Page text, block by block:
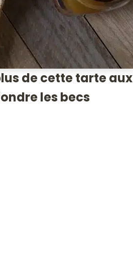
de cette tarte aux
les becs